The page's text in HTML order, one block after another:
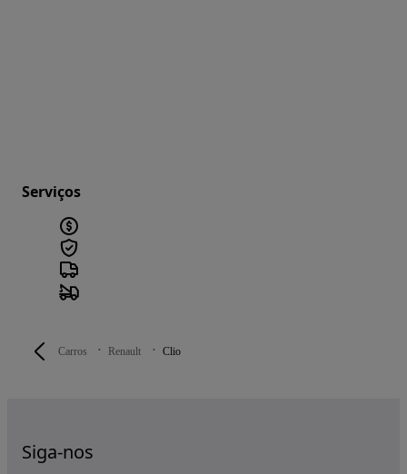
Carros Renault Clio
Serviços
Siga-nos